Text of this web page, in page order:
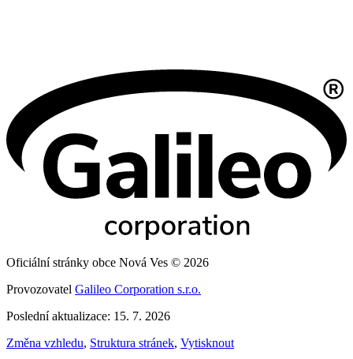
Oficiální stránky obce Nová Ves © 2026
Provozovatel Galileo Corporation s.r.o.
Poslední aktualizace: 15. 7. 2026
Změna vzhledu, Struktura stránek, Vytisknout